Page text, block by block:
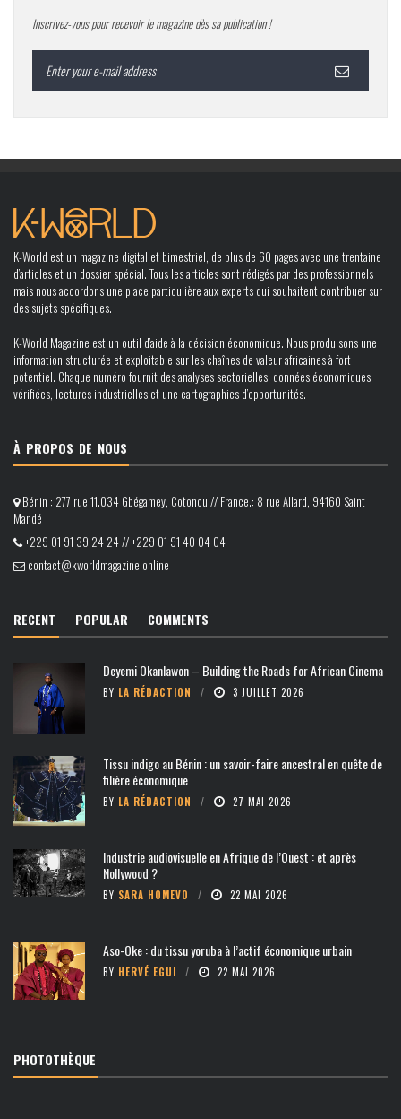
Inscrivez-vous pour recevoir le magazine dès sa publication !
K-World est un magazine digital et bimestriel, de plus de 60 pages avec une trentaine
d’articles et un dossier spécial. Tous les articles sont rédigés par des professionnels
mais nous accordons une place particulière aux experts qui souhaitent contribuer sur
des sujets spécifiques.
K-World Magazine est un outil d’aide à la décision économique. Nous produisons une
information structurée et exploitable sur les chaînes de valeur africaines à fort
potentiel. Chaque numéro fournit des analyses sectorielles, données économiques
vérifiées, lectures industrielles et une cartographies d’opportunités.
À PROPOS DE NOUS
Bénin : 277 rue 11.034 Gbégamey, Cotonou // France.: 8 rue Allard, 94160 Saint
Mandé
+229 01 91 39 24 24 // +229 01 91 40 04 04
contact@kworldmagazine.online
RECENT POPULAR COMMENTS
Deyemi Okanlawon – Building the Roads for African Cinema
BY LA RÉDACTION 3 JUILLET 2026
Tissu indigo au Bénin : un savoir-faire ancestral en quête de
filière économique
BY LA RÉDACTION 27 MAI 2026
Industrie audiovisuelle en Afrique de l’Ouest : et après
Nollywood ?
BY SARA HOMEVO 22 MAI 2026
Aso-Oke : du tissu yoruba à l’actif économique urbain
BY HERVÉ EGUI 22 MAI 2026
PHOTOTHÈQUE